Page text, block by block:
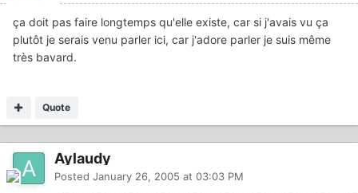
ça doit pas faire longtemps qu'elle existe, car si j'avais vu ça
plutôt je serais venu parler ici, car j'adore parler je suis même
très bavard.
Quote
Aylaudy
Posted January 26, 2005 at 03:03 PM